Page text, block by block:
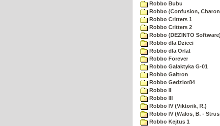
Robbo Bubu
Robbo (Confusion,
Robbo Critters 1
Robbo Critters 2
Robbo (DEZINTO
Robbo dla Dzieci
Robbo dla Orlat
Robbo Forever
Robbo Galaktyka G-01
Robbo Galtron
Robbo Gedzior84
Robbo II
Robbo III
Robbo IV (Viktorik, R.)
Robbo IV (Walos, B. -
Robbo Kejtus 1